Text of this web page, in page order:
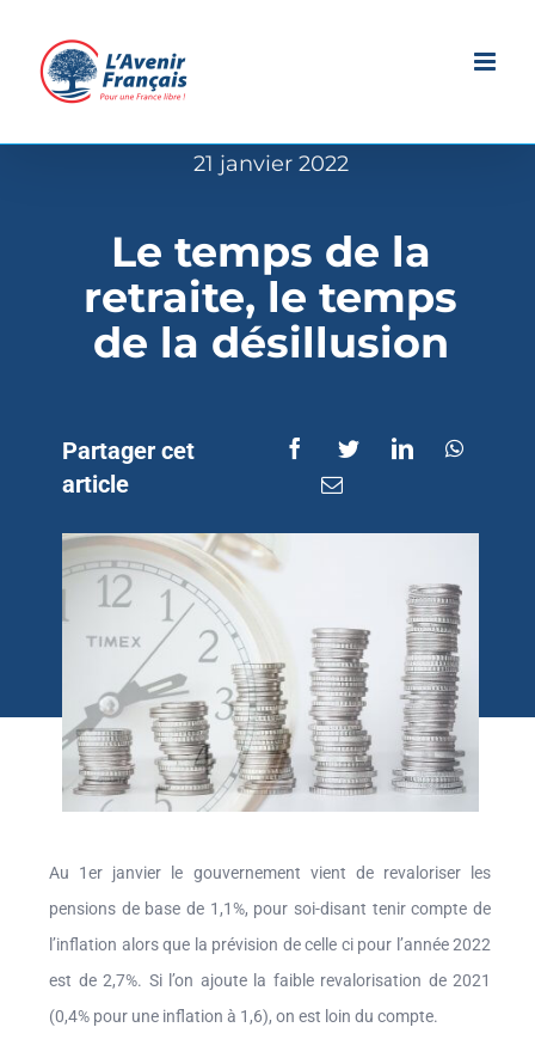
contenu
21 janvier 2022
Le temps de la
retraite, le temps
de la désillusion
Partager cet
article
Au 1er janvier le gouvernement vient de revaloriser les
pensions de base de 1,1%, pour soi-disant tenir compte de
l’inflation alors que la prévision de celle ci pour l’année 2022
est de 2,7%. Si l’on ajoute la faible revalorisation de 2021
(0,4% pour une inflation à 1,6), on est loin du compte.